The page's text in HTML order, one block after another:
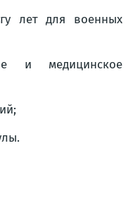
лет для военных
и медицинское